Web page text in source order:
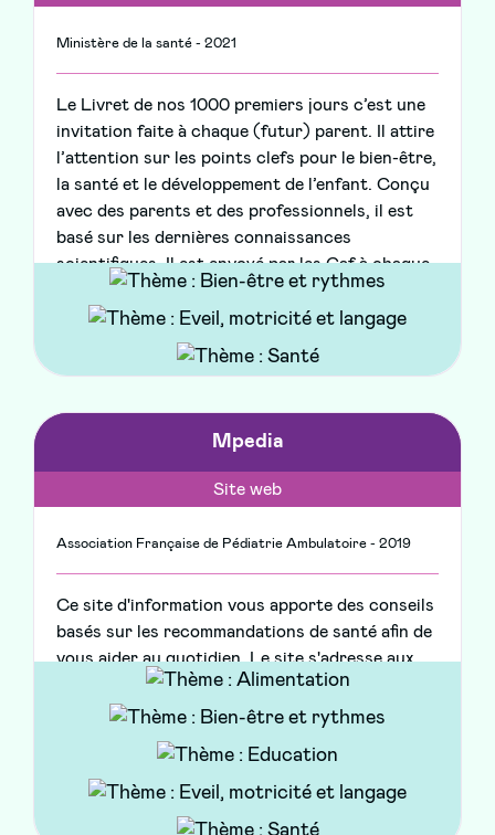
Ministère de la santé - 2021
Le Livret de nos 1000 premiers jours c’est une
invitation faite à chaque (futur) parent. Il attire
l’attention sur les points clefs pour le bien-être,
la santé et le développement de l’enfant. Conçu
avec des parents et des professionnels, il est
basé sur les dernières connaissances
scientifiques. Il est envoyé par les Caf à chaque
déclaration de grossesse.
Mpedia
Site web
Association Française de Pédiatrie Ambulatoire - 2019
Ce site d'information vous apporte des conseils
basés sur les recommandations de santé afin de
vous aider au quotidien. Le site s'adresse aux
parents d'enfants de 0 à 11 ans et traite de
l'alimentation, de la santé, de la parentalité et du
sommeil. Un espace est également dédié à la